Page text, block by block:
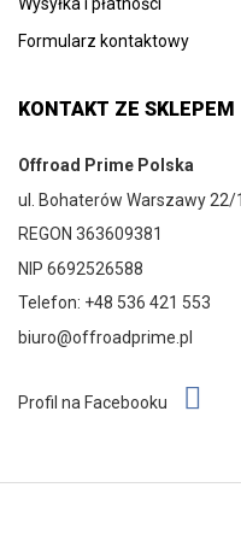
Wysyłka i płatności
Formularz kontaktowy
KONTAKT ZE SKLEPEM
Offroad Prime Polska
ul. Bohaterów Warszawy 22/
REGON 363609381
NIP 6692526588
Telefon: +48 536 421 553
biuro@offroadprime.pl
Profil na Facebooku